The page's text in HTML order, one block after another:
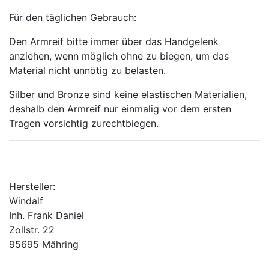
Für den täglichen Gebrauch:
Den Armreif bitte immer über das Handgelenk
anziehen, wenn möglich ohne zu biegen, um das
Material nicht unnötig zu belasten.
Silber und Bronze sind keine elastischen Materialien,
deshalb den Armreif nur einmalig vor dem ersten
Tragen vorsichtig zurechtbiegen.
Hersteller:
Windalf
Inh. Frank Daniel
Zollstr. 22
95695 Mähring